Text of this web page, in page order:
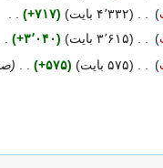
۴٬۳۳۲ بایت +۷۱۷ ‏
۳٬۶۱۵ بایت +۳٬۰۴۰
‏
۵۷۵ بایت +۵۷۵ ‏